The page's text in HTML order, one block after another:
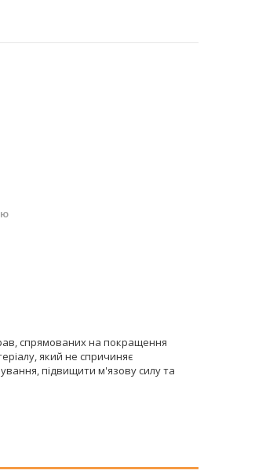
спрямованих на покращення
який не спричиняє
підвищити м'язову силу та